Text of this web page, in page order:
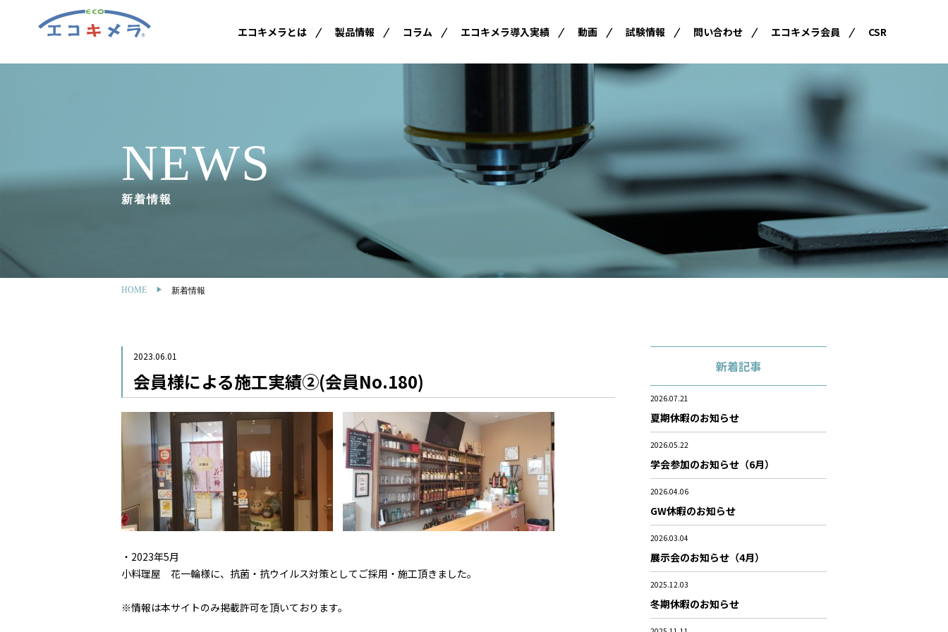
エコキメラとは 製品情報 コラム エコキメラ導入実績 動画 試験情報 問い合わせ エコキメラ会員 CSR
NEWS
新着情報
HOME 新着情報
2023.06.01
会員様による施工実績②(会員No.180)
・2023年5月
小料理屋 花一輪様に、抗菌・抗ウイルス対策としてご採用・施工頂きました。
※情報は本サイトのみ掲載許可を頂いております。
新着記事
2026.07.21
夏期休暇のお知らせ
2026.05.22
学会参加のお知らせ（6月）
2026.04.06
GW休暇のお知らせ
2026.03.04
展示会のお知らせ（4月）
2025.12.03
冬期休暇のお知らせ